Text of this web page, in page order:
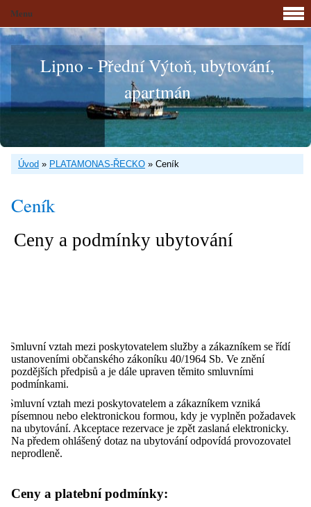
Lipno - Přední Výtoň, ubytování,
apartmán
Úvod » PLATAMONAS-ŘECKO » Ceník
Ceník
Ceny a podmínky ubytování
Smluvní vztah mezi poskytovatelem služby a zákazníkem se řídí
ustanoveními občanského zákoníku 40/1964 Sb. Ve znění
pozdějších předpisů a je dále upraven těmito smluvními
podmínkami.
Smluvní vztah mezi poskytovatelem a zákazníkem vzniká
písemnou nebo elektronickou formou, kdy je vyplněn požadavek
na ubytování. Akceptace rezervace je zpět zaslaná elektronicky.
Na předem ohlášený dotaz na ubytování odpovídá provozovatel
neprodleně.
Ceny a platební podmínky:
Menu